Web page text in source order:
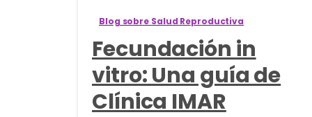
Blog sobre Salud Reproductiva
Fecundación in
vitro: Una guía de
Clínica IMAR